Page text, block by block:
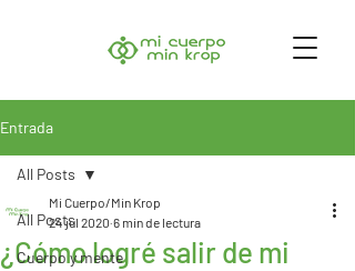
Entrada
All Posts
Cuerpo y mente
All Posts
¿Cómo logré salir de mi
Mi Cuerpo/Min Krop
24 jul 2020 6 min de lectura